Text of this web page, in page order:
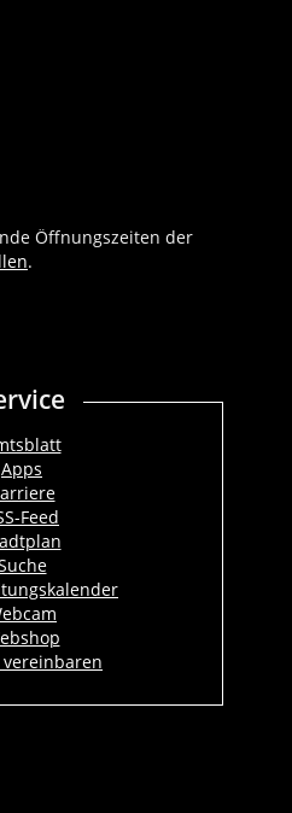
Öffnungszeiten der
.
Apps
Feed